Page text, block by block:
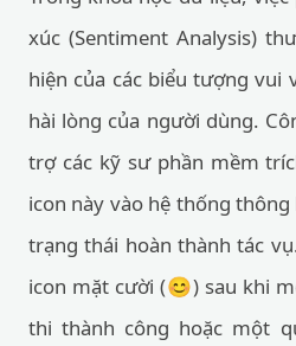
xúc (Sentiment Analysis)
hiện của các biểu tượng vui
hài lòng của người dùng.
trợ các kỹ sư phần mềm
icon này vào hệ thống
trạng thái hoàn thành tác
icon mặt cười (😊) sau khi
thi thành công hoặc một